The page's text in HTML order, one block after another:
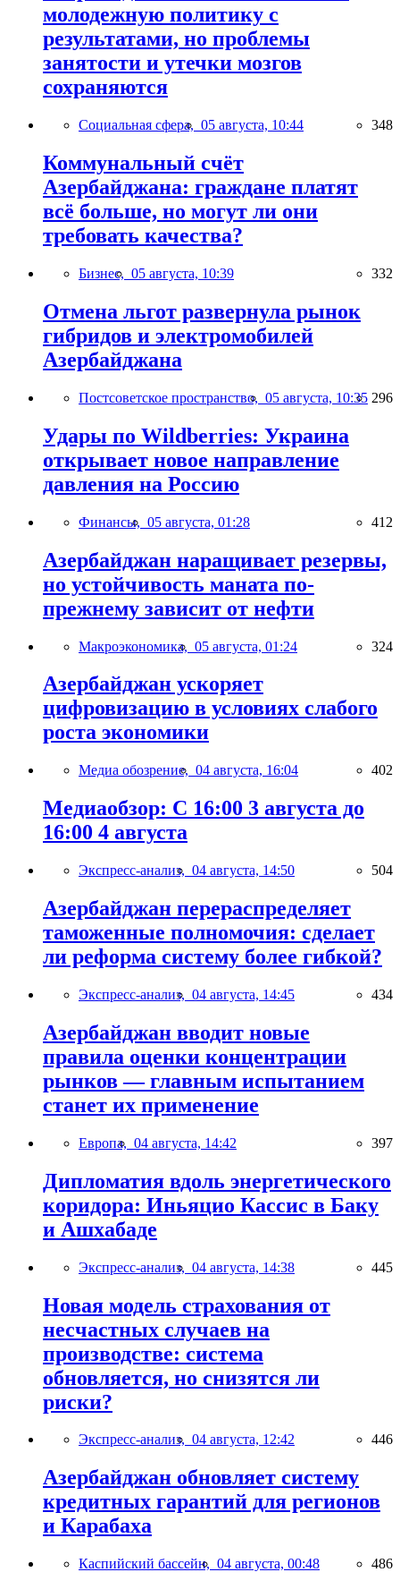
молодежную политику с
результатами, но проблемы
занятости и утечки мозгов
сохраняются
Социальная сфера, 05 августа, 10:44 348
Коммунальный счёт
Азербайджана: граждане платят
всё больше, но могут ли они
требовать качества?
Бизнес, 05 августа, 10:39 332
Отмена льгот развернула рынок
гибридов и электромобилей
Азербайджана
Постсоветское пространство, 05 августа, 10:35 296
Удары по Wildberries: Украина
открывает новое направление
давления на Россию
Финансы, 05 августа, 01:28 412
Азербайджан наращивает резервы,
но устойчивость маната по-
прежнему зависит от нефти
Макроэкономика, 05 августа, 01:24 324
Азербайджан ускоряет
цифровизацию в условиях слабого
роста экономики
Медиа обозрение, 04 августа, 16:04 402
Медиаобзор: С 16:00 3 августа до
16:00 4 августа
Экспресс-анализ, 04 августа, 14:50 504
Азербайджан перераспределяет
таможенные полномочия: сделает
ли реформа систему более гибкой?
Экспресс-анализ, 04 августа, 14:45 434
Азербайджан вводит новые
правила оценки концентрации
рынков — главным испытанием
станет их применение
Европа, 04 августа, 14:42 397
Дипломатия вдоль энергетического
коридора: Иньяцио Кассис в Баку
и Ашхабаде
Экспресс-анализ, 04 августа, 14:38 445
Новая модель страхования от
несчастных случаев на
производстве: система
обновляется, но снизятся ли
риски?
Экспресс-анализ, 04 августа, 12:42 446
Азербайджан обновляет систему
кредитных гарантий для регионов
и Карабаха
Каспийский бассейн, 04 августа, 00:48 486